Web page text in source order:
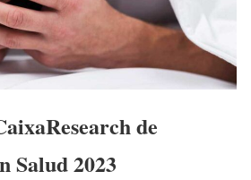
de
Salud 2023